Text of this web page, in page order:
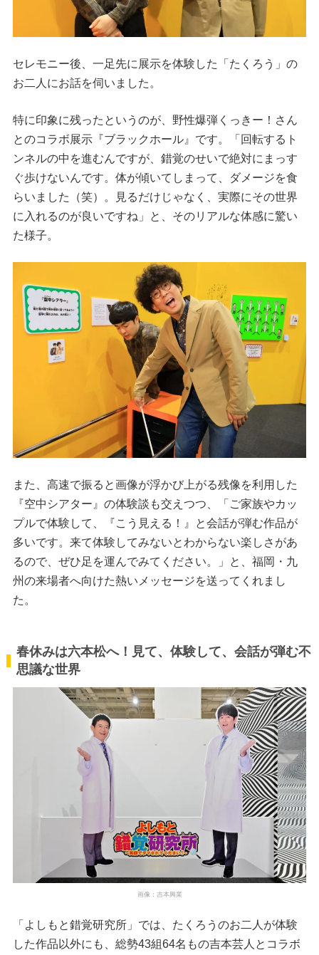
セレモニー後、一足先に展示を体験した「たくろう」の
お二人にお話を伺いました。
特に印象に残ったというのが、野性爆弾くっきー！さん
とのコラボ展示『ブラックホール』です。「回転するト
ンネルの中を進むんですが、錯覚のせいで絶対にまっす
ぐ歩けないんです。体が傾いてしまって、ダメージを食
らいました（笑）。見るだけじゃなく、実際にその世界
に入れるのが良いですね」と、そのリアルな体感に驚い
た様子。
また、高速で振ると画像が浮かび上がる残像を利用した
『空中シアター』の体験談も交えつつ、「ご家族やカッ
プルで体験して、『こう見える！』と会話が弾む作品が
多いです。来て体験してみないとわからない楽しさがあ
るので、ぜひ足を運んでみてください。」と、福岡・九
州の来場者へ向けた熱いメッセージを送ってくれまし
た。
春休みは六本松へ！見て、体験して、会話が弾む不
思議な世界
画像：吉本興業
「よしもと錯覚研究所」では、たくろうのお二人が体験
した作品以外にも、総勢43組64名もの吉本芸人とコラボ